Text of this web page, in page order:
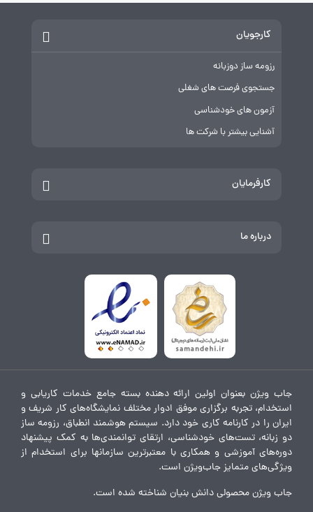
کارجویان
رزومه ساز دوزبانه
جستجوی فرصت های شغلی
آزمون های خودشناسی
آشنایی بیشتر با شرکت ها
کارفرمایان
درباره ما
جاب ویژن بعنوان اولین ارائه دهنده بسته جامع خدمات کاریابی و
استخدام، تجربه برگزاری موفق ادوار مختلف نمایشگاه‌های کار شریف و
ایران را در کارنامه کاری خود دارد. سیستم هوشمند انطباق، رزومه ساز
دو زبانه، تست‌های خودشناسی، ارتقای توانمندی‌ها به کمک پیشنهاد
دوره‌های آموزشی و همکاری با معتبرترین سازمانها برای استخدام از
ویژگی‌های متمایز جاب‌ویژن است.
جاب ویژن محصولی دانش بنیان شناخته شده است.